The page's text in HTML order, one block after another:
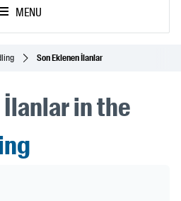
MENU
Son Eklenen İlanlar
in the